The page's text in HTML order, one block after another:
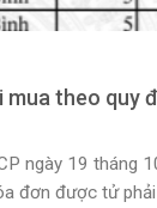
theo quy
ngày 19 tháng
đơn được tử